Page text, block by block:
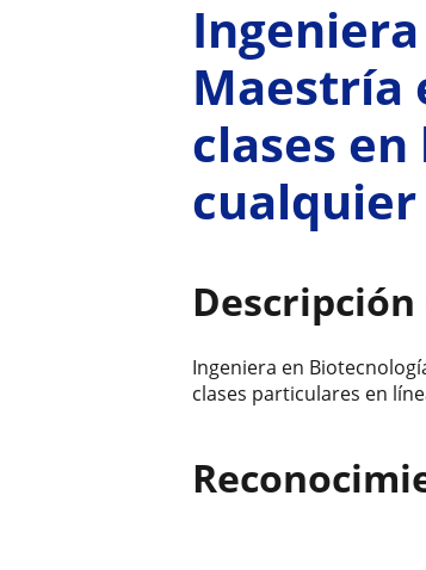
Maestría
clases
Ingeniera en
clases particulares en